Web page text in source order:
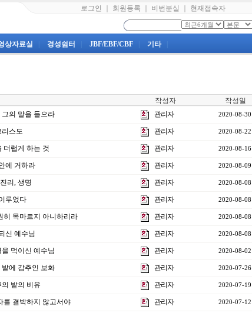
로그인 회원등록 비번분실 현재접속자
상자료실 경성쉼터 JBF/EBF/CBF 기타
작성자 작성일
그의 말을 들으라 관리자 2020-08-30
리스도 관리자 2020-08-22
더럽게 하는 것 관리자 2020-08-16
에 거하라 관리자 2020-08-09
리, 생명 관리자 2020-08-08
루었다 관리자 2020-08-08
히 목마르지 아니하리라 관리자 2020-08-08
신 예수님 관리자 2020-08-08
먹이신 예수님 관리자 2020-08-02
밭에 감추인 보화 관리자 2020-07-26
밭의 비유 관리자 2020-07-19
를 결박하지 않고서야 관리자 2020-07-12